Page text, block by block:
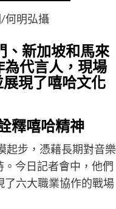
何明弘攝
、新加坡和馬來
為代言人，現場
現了嘻哈文化
釋嘻哈精神
起步，憑藉長期對音樂
今日記者會中，他們
六大職業協作的戰場